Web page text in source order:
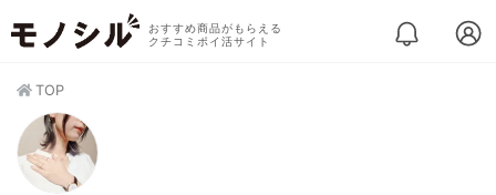
おすすめ商品がもらえる
クチコミポイ活サイト
TOP